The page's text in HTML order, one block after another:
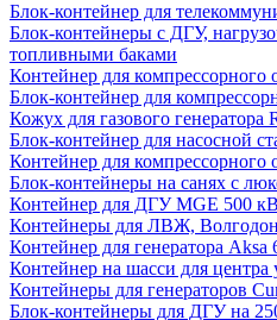
Блок-контейнер для
Блок-контейнеры с ДГУ,
топливными баками
Контейнер для компрессорного
Блок-контейнер для
Кожух для газового генератора
Блок-контейнер для насосной
Контейнер для компрессорного
Блок-контейнеры на санях с
Контейнер для ДГУ MGE 500
Контейнеры для ЛВЖ,
Контейнер для генератора Aksa
Контейнер на шасси для
Контейнеры для генераторов
Блок-контейнеры для ДГУ на